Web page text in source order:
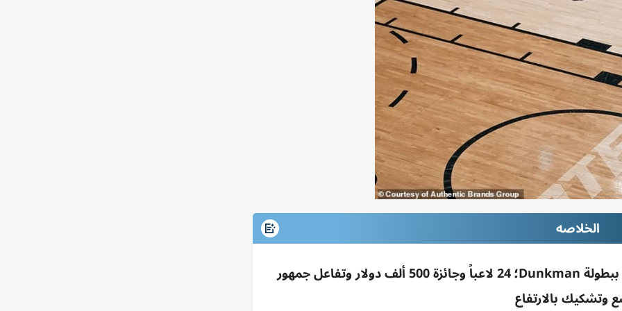
الخلاصه
شاكيل أونيل بعمر 54 يكرر قفزته ويتعلق بالشبكة ببطولة Dunkman؛ 24 لاعباً وجائزة 500 ألف دولار وتفاعل جمهور
وتشكيك بالارتفاع